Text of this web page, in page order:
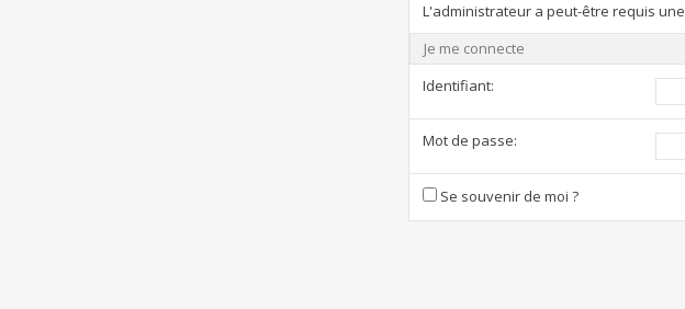
L'administrateur a peut-être requis une
Je me connecte
Identifiant:
Mot de passe:
Se souvenir de moi ?